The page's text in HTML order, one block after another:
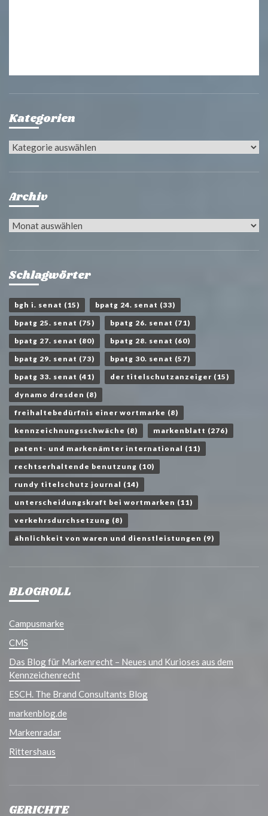
Kategorien
Kategorien
Archiv
Archiv
Schlagwörter
bgh i. senat (15) bpatg 24. senat (33)
bpatg 25. senat (75) bpatg 26. senat (71)
bpatg 27. senat (80) bpatg 28. senat (60)
bpatg 29. senat (73) bpatg 30. senat (57)
bpatg 33. senat (41) der titelschutzanzeiger (15)
dynamo dresden (8)
freihaltebedürfnis einer wortmarke (8)
kennzeichnungsschwäche (8) markenblatt (276)
patent- und markenämter international (11)
rechtserhaltende benutzung (10)
rundy titelschutz journal (14)
unterscheidungskraft bei wortmarken (11)
verkehrsdurchsetzung (8)
ähnlichkeit von waren und dienstleistungen (9)
BLOGROLL
Campusmarke
CMS
Das Blog für Markenrecht – Neues und Kurioses aus dem
Kennzeichenrecht
ESCH. The Brand Consultants Blog
markenblog.de
Markenradar
Rittershaus
GERICHTE